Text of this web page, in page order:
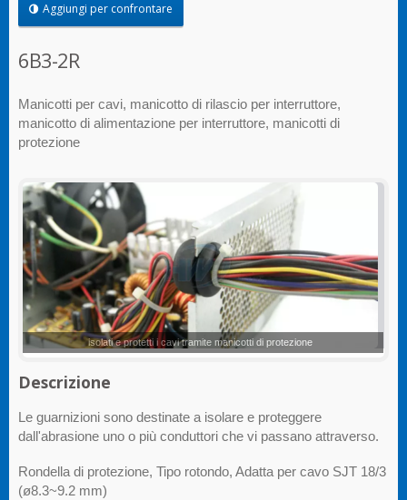
Aggiungi per confrontare
6B3-2R
Manicotti per cavi, manicotto di rilascio per interruttore,
manicotto di alimentazione per interruttore, manicotti di
protezione
Guarnizioni di protezione
Descrizione
Le guarnizioni sono destinate a isolare e proteggere
dall'abrasione uno o più conduttori che vi passano attraverso.
Rondella di protezione, Tipo rotondo, Adatta per cavo SJT 18/3
(ø8.3~9.2 mm)